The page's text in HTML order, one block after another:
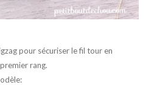
pour sécuriser le fil tour en
rang.